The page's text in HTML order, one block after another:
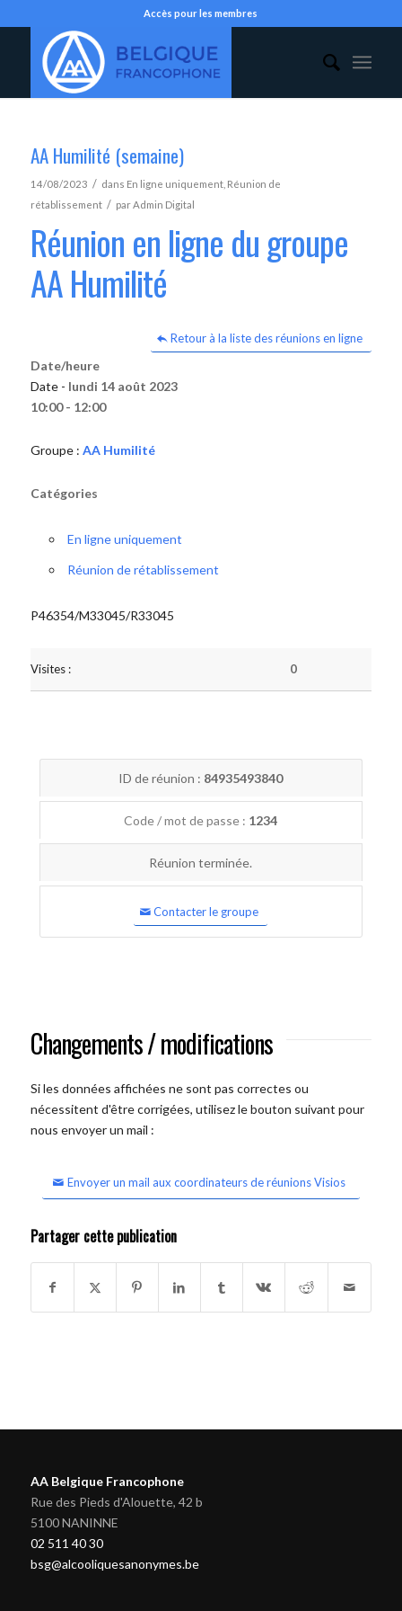
Accès pour les membres
AA Humilité (semaine)
14/08/2023 / dans En ligne uniquement, Réunion de
rétablissement / parAdmin Digital
Réunion en ligne du groupe
AA Humilité
Retour à la liste des réunions en ligne
Date/heure
Date - lundi 14 août 2023
10:00 - 12:00
Groupe : AA Humilité
Catégories
En ligne uniquement
Réunion de rétablissement
P46354/M33045/R33045
Visites : 0
ID de réunion : 84935493840
Code / mot de passe : 1234
Réunion terminée.
Contacter le groupe
Changements / modifications
Si les données affichées ne sont pas correctes ou
nécessitent d'être corrigées, utilisez le bouton suivant pour
nous envoyer un mail :
Envoyer un mail aux coordinateurs de réunions Visios
Partager cette publication
AA Belgique Francophone
Rue des Pieds d'Alouette, 42 b
5100 NANINNE
02 511 40 30
bsg@alcooliquesanonymes.be